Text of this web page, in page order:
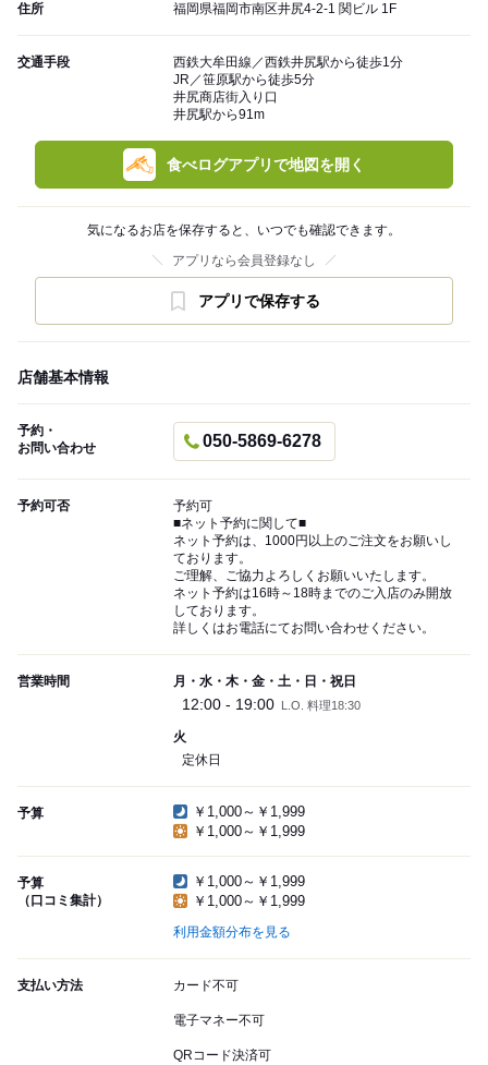
住所 福岡県福岡市南区井尻4-2-1 関ビル 1F
交通手段
西鉄大牟田線／西鉄井尻駅から徒歩1分
JR／笹原駅から徒歩5分
井尻商店街入り口
井尻駅から91m
食べログアプリで地図を開く
気になるお店を保存すると、いつでも確認できます。
アプリなら会員登録なし
アプリで保存する
店舗基本情報
予約・
お問い合わせ
050-5869-6278
予約可否
予約可
■ネット予約に関して■
ネット予約は、1000円以上のご注文をお願いし
ております。
ご理解、ご協力よろしくお願いいたします。
ネット予約は16時～18時までのご入店のみ開放
しております。
詳しくはお電話にてお問い合わせください。
営業時間 月・水・木・金・土・日・祝日
12:00 - 19:00 L.O. 料理18:30
火
定休日
予算
￥1,000～￥1,999
￥1,000～￥1,999
予算
（口コミ集計）
￥1,000～￥1,999
￥1,000～￥1,999
利用金額分布を見る
支払い方法 カード不可
電子マネー不可
QRコード決済可